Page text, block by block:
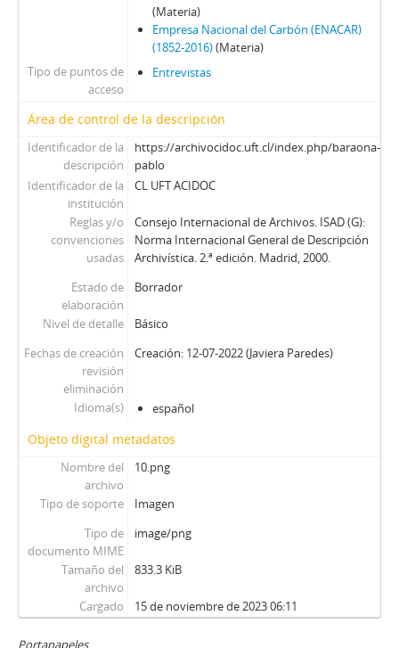
89 - Thayer, William
90 - Martínez Busch, Jorge
91 - Krauss, Enrique
92 - Frei B., Arturo
94 - Boeninger, Edgardo
95 - Viera Gallo, Josè Antonio
96 - Boeninger, Edgardo
97 - Bitar, Sergio
98 - Chonchol, Jacques
99 - Molina Silva, Sergio
100 - Ossa Pretot, Sergio
102 - Silva Cimma, Enrique
103 - Mena, Odlanier
105 - Mena, Odlanier
106 - Videla, Ernesto
107 - Mena, Odlanier
109 - Juan Guzmán Tapia (II)
110 - Juan Guzmán Tapia (III)
111 - Juan Guzmán Tapia (IV)
CH - Cita con la Historia
JW - Entrevistas realizadas por James R. Whelan
(Materia)
Empresa Nacional del Carbón (ENACAR)
(1852-2016)(Materia)
Tipo de puntos de
acceso
Entrevistas
Área de control de la descripción
Identificador de la
descripción
https://archivocidoc.uft.cl/index.php/baraona-
pablo
Identificador de la
institución
CL UFT ACIDOC
Reglas y/o
convenciones
usadas
Consejo Internacional de Archivos. ISAD (G):
Norma Internacional General de Descripción
Archivística. 2.ª edición. Madrid, 2000.
Estado de
elaboración
Borrador
Nivel de detalle
Básico
Fechas de creación
revisión
eliminación
Creación: 12-07-2022 (Javiera Paredes)
Idioma(s) español
Objeto digital metadatos
Nombre del
archivo
10.png
Tipo de soporte
Imagen
Tipo de
documento MIME
image/png
Tamaño del
archivo
833.3 KiB
Cargado 15 de noviembre de 2023 06:11